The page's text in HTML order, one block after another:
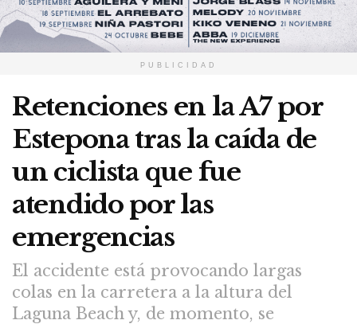
PUBLICIDAD
Retenciones en la A7 por
Estepona tras la caída de
un ciclista que fue
atendido por las
emergencias
El accidente está provocando largas
colas en la carretera a la altura del
Laguna Beach y, de momento, se